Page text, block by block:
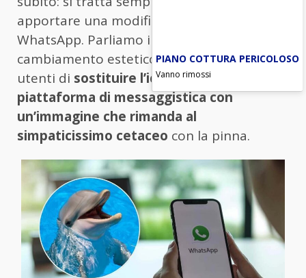
apportare una modifica grafica all’icona di
WhatsApp. Parliamo in sostanza di un
cambiamento estetico che consentirà agli
utenti di sostituire l’icona della
piattaforma di messaggistica con
un’immagine che rimanda al
simpaticissimo cetaceo con la pinna.
PIANO COTTURA PERICOLOSO
Vanno rimossi